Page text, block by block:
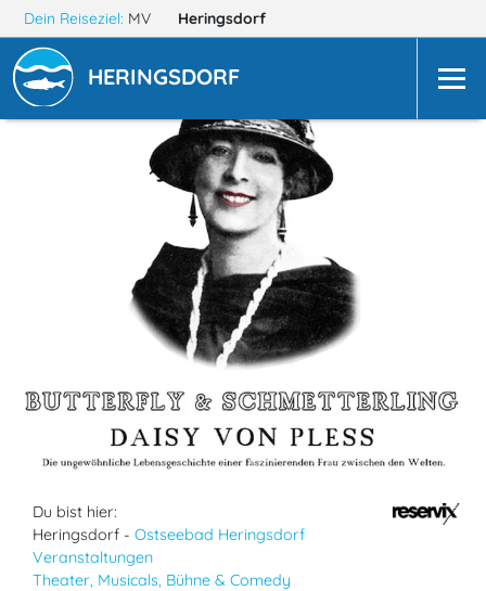
Dein Reiseziel: MV Heringsdorf
HERINGSDORF
Du bist hier:
Heringsdorf - Ostseebad Heringsdorf
Veranstaltungen
Theater, Musicals, Bühne & Comedy